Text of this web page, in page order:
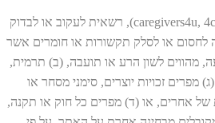
אתר 4 הורינו(caregivers4u, 4caregivers), רשאית לעקוב או לבדוק
לחסום או לסלק תקשורות או חומרים אשר
מהווים לשון הרע או תועבה, (ב) תרמית,
מפרים זכויות יוצרים, סימני מסחר או
של אחרים, או (ד) מפרים כל חוק או תקנה,